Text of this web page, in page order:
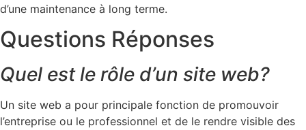
d’une maintenance à long terme.
Questions Réponses
Quel est le rôle d’un site web?
Un site web a pour principale fonction de promouvoir
l’entreprise ou le professionnel et de le rendre visible des